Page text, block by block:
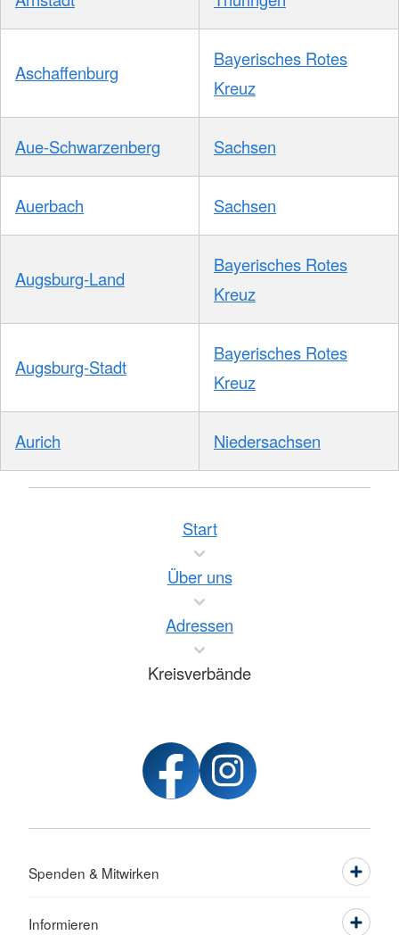
Aschaffenburg
Bayerisches Rotes
Kreuz
Aue-Schwarzenberg Sachsen
Auerbach Sachsen
Augsburg-Land
Bayerisches Rotes
Kreuz
Augsburg-Stadt
Bayerisches Rotes
Kreuz
Aurich Niedersachsen
Start
Über uns
Adressen
Kreisverbände
Spenden & Mitwirken
Informieren